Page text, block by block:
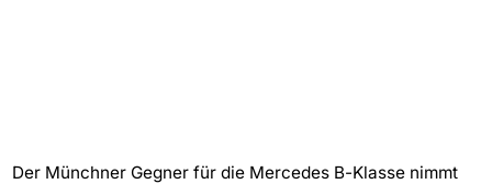
Der Münchner Gegner für die Mercedes B-Klasse nimmt